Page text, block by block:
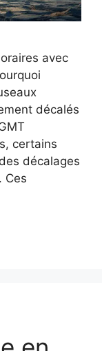
avec
décalés
certains
décalages
Ces